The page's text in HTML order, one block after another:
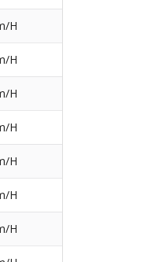
H
H
H
H
H
H
H